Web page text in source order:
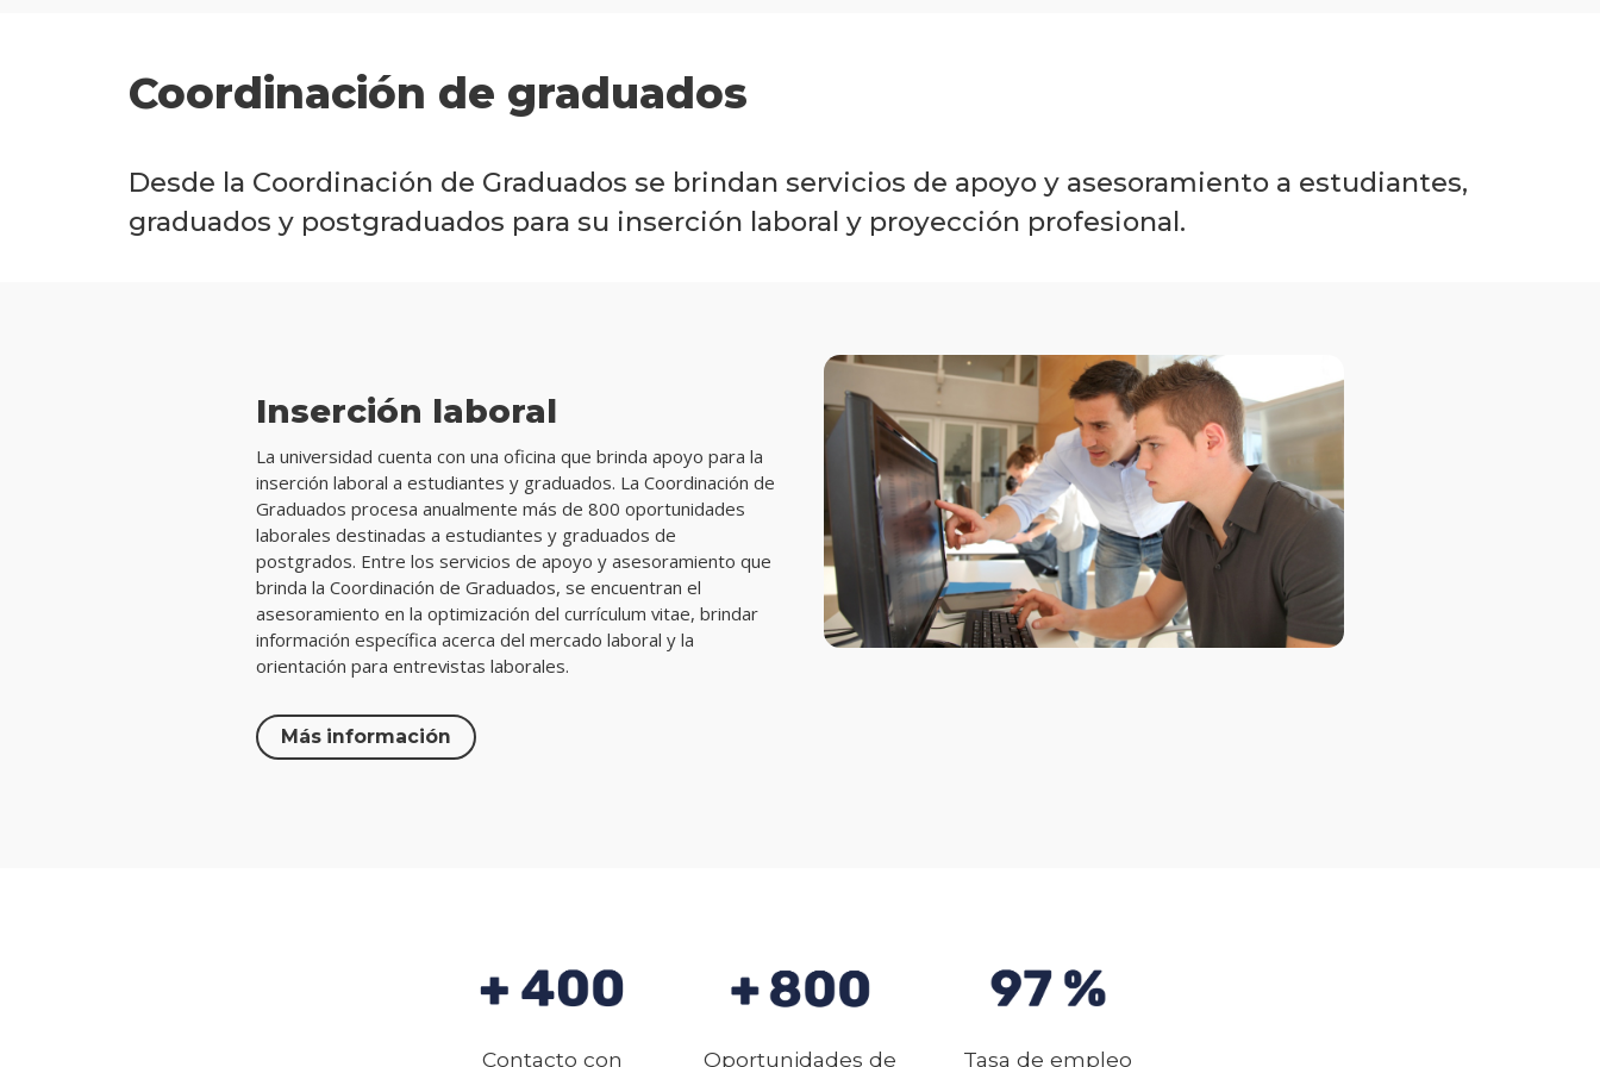
Coordinación de graduados
Desde la Coordinación de Graduados se brindan servicios de apoyo y asesoramiento a estudiantes,
graduados y postgraduados para su inserción laboral y proyección profesional.
Inserción laboral
La universidad cuenta con una oficina que brinda apoyo para la
inserción laboral a estudiantes y graduados. La Coordinación de
Graduados procesa anualmente más de 800 oportunidades
laborales destinadas a estudiantes y graduados de
postgrados. Entre los servicios de apoyo y asesoramiento que
brinda la Coordinación de Graduados, se encuentran el
asesoramiento en la optimización del currículum vitae, brindar
información específica acerca del mercado laboral y la
orientación para entrevistas laborales.
Más información
Contacto con Oportunidades de Tasa de empleo